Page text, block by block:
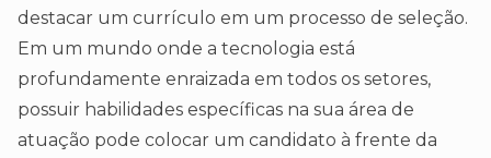
destacar um currículo em um processo de seleção.
Em um mundo onde a tecnologia está
profundamente enraizada em todos os setores,
possuir habilidades específicas na sua área de
atuação pode colocar um candidato à frente da